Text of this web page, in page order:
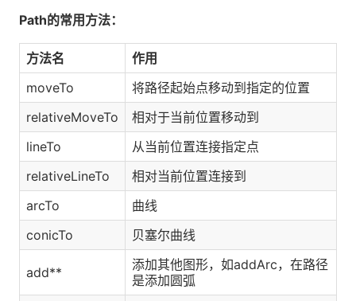
Path的常用方法：
方法名
作用
moveTo
将路径起始点移动到指定的位置
relativeMoveTo
相对于当前位置移动到
lineTo
从当前位置连接指定点
relativeLineTo
相对当前位置连接到
arcTo
曲线
conicTo
贝塞尔曲线
add**
添加其他图形，如addArc，在路径
是添加圆弧